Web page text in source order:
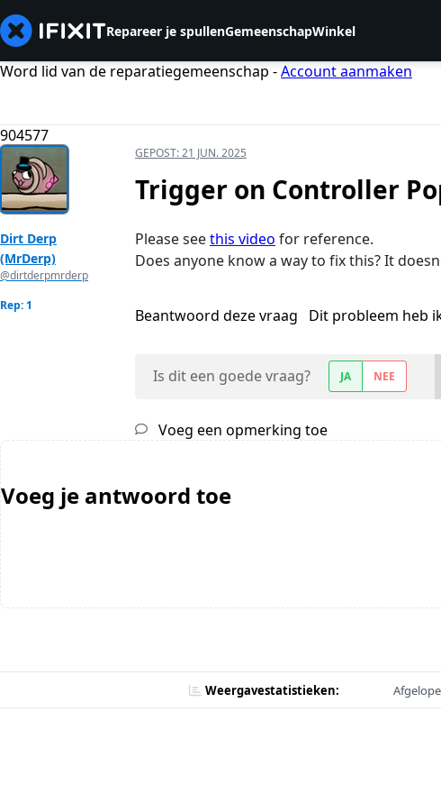
Repareer je spullenGemeenschapWinkel
Word lid van de reparatiegemeenschap -Account aanmaken
904577
Dirt Derp
(MrDerp)
@dirtderpmrderp
Rep: 1
GEPOST:21 JUN. 2025
Trigger on Controller
Please seethis video for reference.
Does anyone know a way to fix this? It
Beantwoord deze vraag Dit probleem heb
Is dit een goede vraag? JA NEE
Voeg een opmerking toe
Voeg je antwoord toe
Weergavestatistieken: